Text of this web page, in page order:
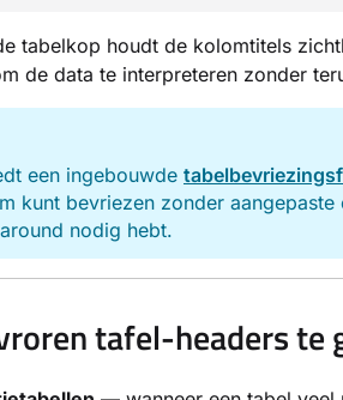
tabelkop houdt de kolomtitels
de data te interpreteren zonder
een ingebouwde
kunt bevriezen zonder
nodig hebt.
tafel-headers te